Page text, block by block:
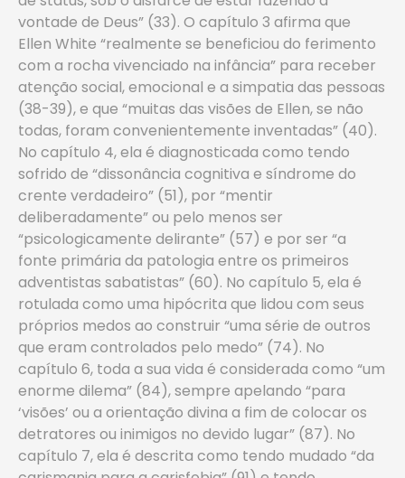
vontade de Deus” (33). O capítulo 3 afirma que
Ellen White “realmente se beneficiou do ferimento
com a rocha vivenciado na infância” para receber
atenção social, emocional e a simpatia das pessoas
(38-39), e que “muitas das visões de Ellen, se não
todas, foram convenientemente inventadas” (40).
No capítulo 4, ela é diagnosticada como tendo
sofrido de “dissonância cognitiva e síndrome do
crente verdadeiro” (51), por “mentir
deliberadamente” ou pelo menos ser
“psicologicamente delirante” (57) e por ser “a
fonte primária da patologia entre os primeiros
adventistas sabatistas” (60). No capítulo 5, ela é
rotulada como uma hipócrita que lidou com seus
próprios medos ao construir “uma série de outros
que eram controlados pelo medo” (74). No
capítulo 6, toda a sua vida é considerada como “um
enorme dilema” (84), sempre apelando “para
‘visões’ ou a orientação divina a fim de colocar os
detratores ou inimigos no devido lugar” (87). No
capítulo 7, ela é descrita como tendo mudado “da